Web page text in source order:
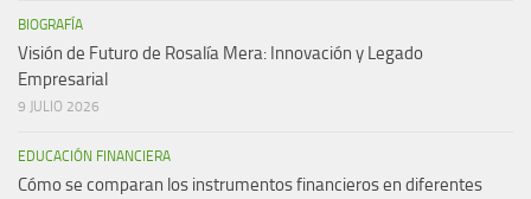
BIOGRAFÍA
Visión de Futuro de Rosalía Mera: Innovación y Legado
Empresarial
9 JULIO 2026
EDUCACIÓN FINANCIERA
Cómo se comparan los instrumentos financieros en diferentes